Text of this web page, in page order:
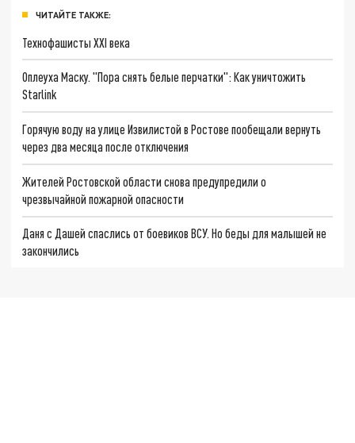
ЧИТАЙТЕ ТАКЖЕ:
Технофашисты XXI века
Оплеуха Маску. "Пора снять белые перчатки": Как уничтожить
Starlink
Горячую воду на улице Извилистой в Ростове пообещали вернуть
через два месяца после отключения
Жителей Ростовской области снова предупредили о
чрезвычайной пожарной опасности
Даня с Дашей спаслись от боевиков ВСУ. Но беды для малышей не
закончились